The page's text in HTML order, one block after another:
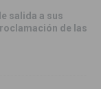
salida a sus
de las